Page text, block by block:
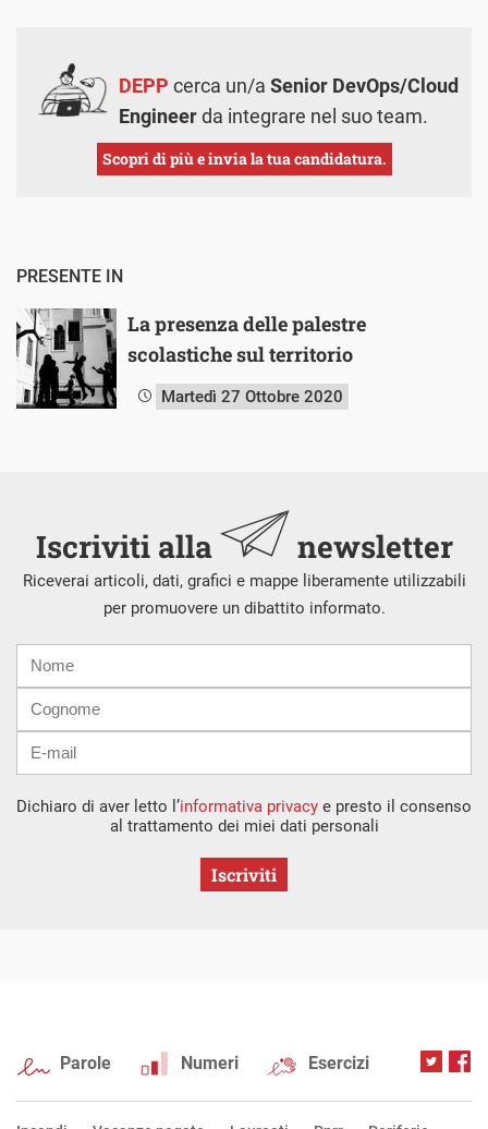
DEPP cerca un/a Senior DevOps/Cloud
Engineerda integrare nel suo team.
Scopri di più e invia la tua candidatura.
PRESENTE IN
La presenza delle palestre
scolastiche sul territorio
Martedì 27 Ottobre 2020
Iscriviti alla newsletter
Riceverai articoli, dati, grafici e mappe liberamente utilizzabili
per promuovere un dibattito informato.
mail
Dichiaro di aver letto l’informativa privacy e presto il consenso
al trattamento dei miei dati personali
Iscriviti
Parole Numeri Esercizi